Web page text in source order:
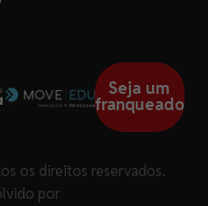
Seja um
franqueado
os direitos reservados.
por